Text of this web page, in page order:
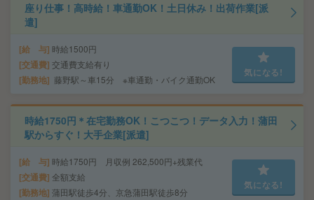
座り仕事！高時給！車通勤OK！土日休み！出荷作業[派
遣]
給 与 時給1500円
交通費 交通費支給有り
勤務地 藤野駅～車15分 ※車通勤・バイク通勤OK
気になる!
時給1750円＊在宅勤務OK！こつこつ！データ入力！蒲田
駅からすぐ！大手企業[派遣]
給 与 時給1750円 月収例 262,500円+残業代
交通費 全額支給
勤務地 蒲田駅徒歩4分、京急蒲田駅徒歩8分
気になる!